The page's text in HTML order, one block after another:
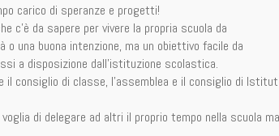
carico di speranze e progetti!
c'è da sapere per vivere la propria scuola da
una buona intenzione, ma un obiettivo facile da
a disposizione dall'istituzione scolastica.
il consiglio di classe, l'assemblea e il consiglio di
di delegare ad altri il proprio tempo nella scuola ma